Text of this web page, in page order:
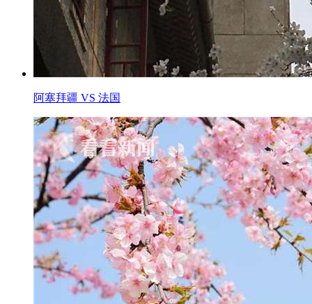
阿塞拜疆 VS 法国